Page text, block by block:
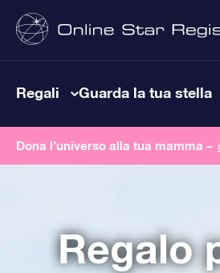
Regali Guarda la tua stella
Dona l’universo alla tua mamma –
Regalo